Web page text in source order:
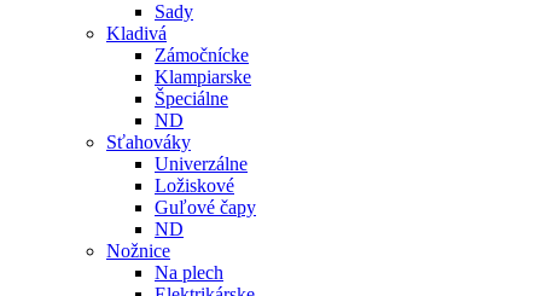
Sady
Kladivá
Zámočnícke
Klampiarske
Špeciálne
ND
Sťahováky
Univerzálne
Ložiskové
Guľové čapy
ND
Nožnice
Na plech